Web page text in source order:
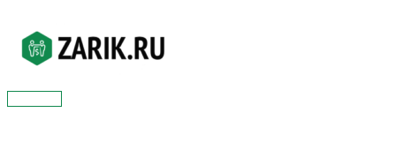
содержимому
Главное